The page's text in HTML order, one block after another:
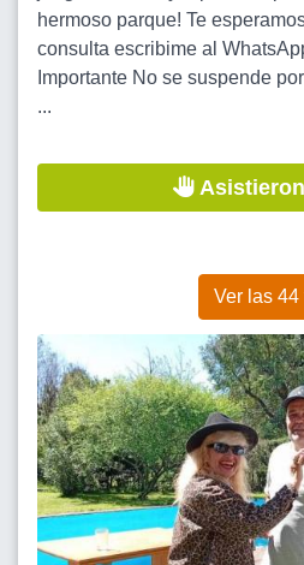
hermoso parque! Te
consulta escribime al
Importante No se suspende
...
Ver las 44